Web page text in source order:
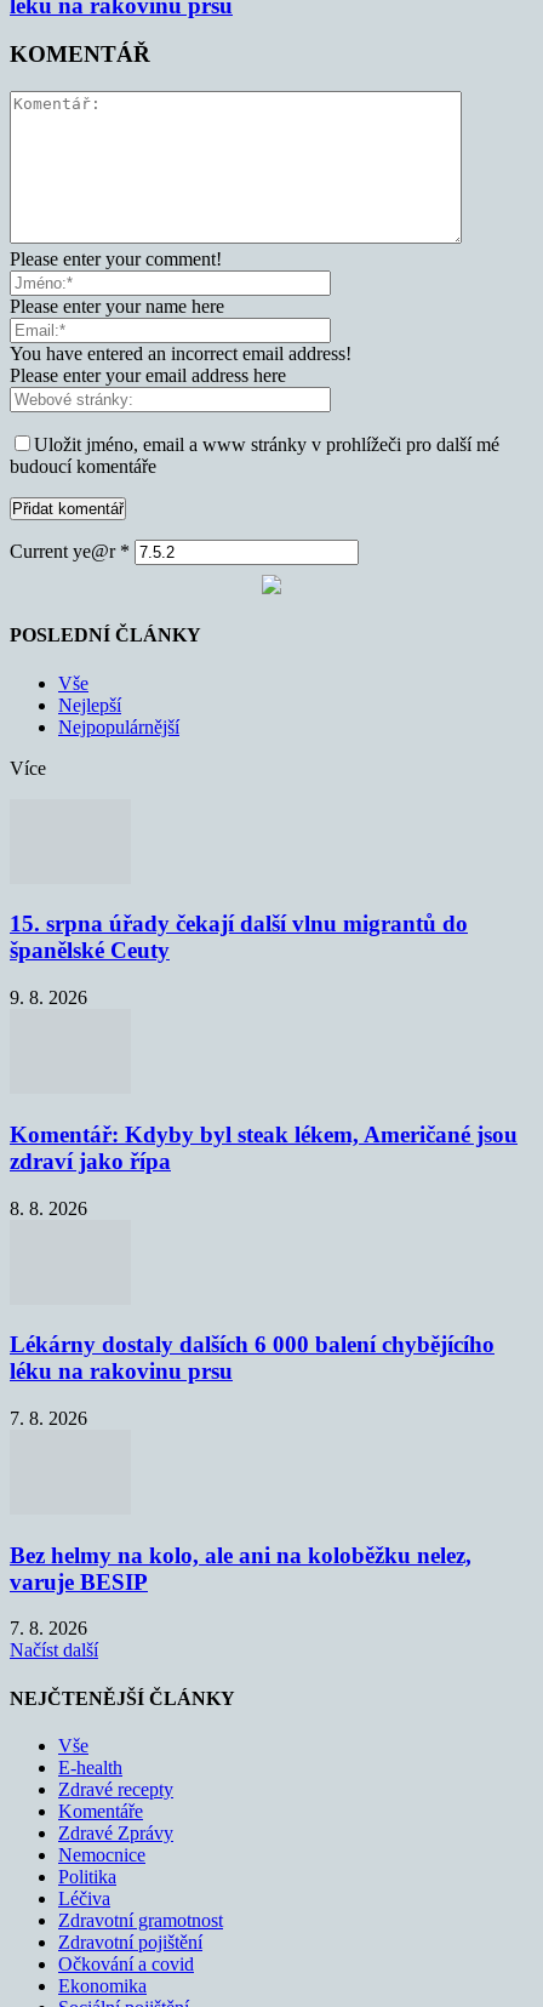
léku na rakovinu prsu
KOMENTÁŘ
Please enter your comment!
Please enter your name here
You have entered an incorrect email address!
Please enter your email address here
Uložit jméno, email a www stránky v prohlížeči pro další mé
budoucí komentáře
Current ye@r *
POSLEDNÍ ČLÁNKY
Vše
Nejlepší
Nejpopulárnější
Více
15. srpna úřady čekají další vlnu migrantů do
španělské Ceuty
9. 8. 2026
Komentář: Kdyby byl steak lékem, Američané jsou
zdraví jako řípa
8. 8. 2026
Lékárny dostaly dalších 6 000 balení chybějícího
léku na rakovinu prsu
7. 8. 2026
Bez helmy na kolo, ale ani na koloběžku nelez,
varuje BESIP
7. 8. 2026
Načíst další
NEJČTENĚJŠÍ ČLÁNKY
Vše
E-health
Zdravé recepty
Komentáře
Zdravé Zprávy
Nemocnice
Politika
Léčiva
Zdravotní gramotnost
Zdravotní pojištění
Očkování a covid
Ekonomika